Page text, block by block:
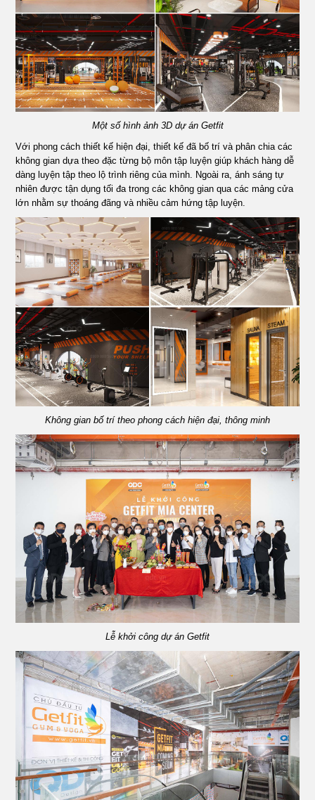
LIÊN
HỆ
Một số hình ảnh 3D dự án Getfit
Với phong cách thiết kế hiện đại, thiết kế đã bố trí và phân chia các
không gian dựa theo đặc từng bộ môn tập luyện giúp khách hàng dễ
dàng luyện tập theo lộ trình riêng của mình. Ngoài ra, ánh sáng tự
nhiên được tận dụng tối đa trong các không gian qua các mảng cửa
lớn nhằm sự thoáng đãng và nhiều cảm hứng tập luyện.
Không gian bố trí theo phong cách hiện đại, thông minh
Lễ khởi công dự án Getfit